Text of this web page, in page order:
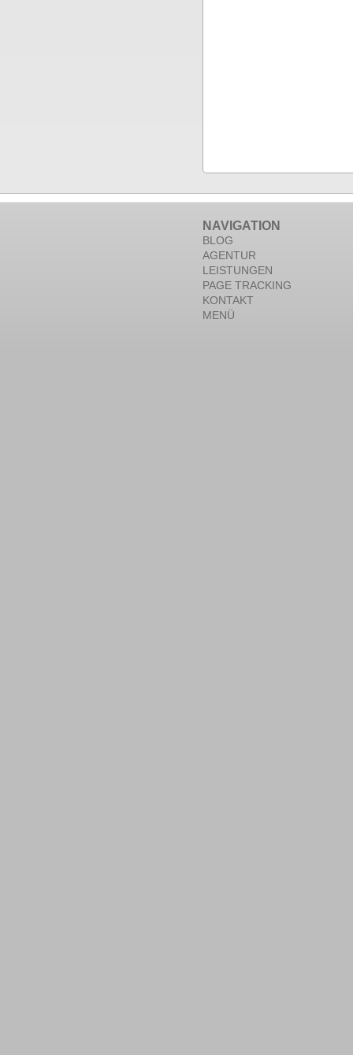
NAVIGATION
BLOG
AGENTUR
LEISTUNGEN
PAGE TRACKING
KONTAKT
MENÜ